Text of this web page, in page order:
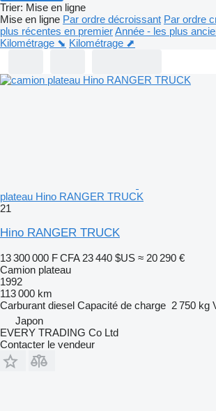
Trier: Mise en ligne
Mise en ligne Par ordre décroissant Par ordre
plus récentes en premierAnnée - les plus
Kilométrage ⬊ Kilométrage ⬈
plateau Hino RANGER TRUCK
21
Hino RANGER TRUCK
13 300 000 F CFA 23 440 $US ≈ 20 290 €
Camion plateau
1992
113 000 km
Carburant diesel Capacité de charge 2 750 kg
Japon
EVERY TRADING Co Ltd
Contacter le vendeur